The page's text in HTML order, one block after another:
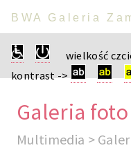
BWA Galeria
wielkość
kontrast ->
Galeria foto
Multimedia >